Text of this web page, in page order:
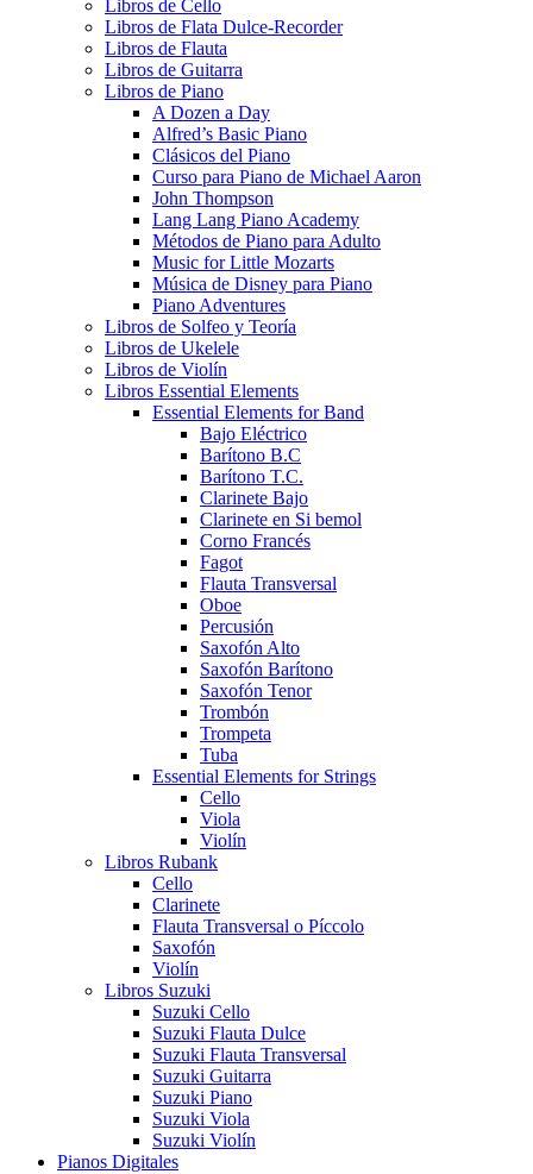
Libros de Cello
Libros de Flata Dulce-Recorder
Libros de Flauta
Libros de Guitarra
Libros de Piano
A Dozen a Day
Alfred’s Basic Piano
Clásicos del Piano
Curso para Piano de Michael Aaron
John Thompson
Lang Lang Piano Academy
Métodos de Piano para Adulto
Music for Little Mozarts
Música de Disney para Piano
Piano Adventures
Libros de Solfeo y Teoría
Libros de Ukelele
Libros de Violín
Libros Essential Elements
Essential Elements for Band
Bajo Eléctrico
Barítono B.C
Barítono T.C.
Clarinete Bajo
Clarinete en Si bemol
Corno Francés
Fagot
Flauta Transversal
Oboe
Percusión
Saxofón Alto
Saxofón Barítono
Saxofón Tenor
Trombón
Trompeta
Tuba
Essential Elements for Strings
Cello
Viola
Violín
Libros Rubank
Cello
Clarinete
Flauta Transversal o Píccolo
Saxofón
Violín
Libros Suzuki
Suzuki Cello
Suzuki Flauta Dulce
Suzuki Flauta Transversal
Suzuki Guitarra
Suzuki Piano
Suzuki Viola
Suzuki Violín
Pianos Digitales